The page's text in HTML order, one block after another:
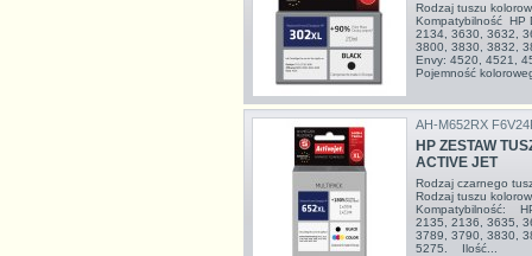
Rodzaj tuszu
Kompatybilność HP
2134, 3630, 3632,
3800, 3830, 3832,
Envy: 4520, 4521,
Pojemność
AH-M652RX
HP ZESTAW
ACTIVE JET
Rodzaj czarnego
Rodzaj tuszu
Kompatybilność:
2135, 2136, 3635,
3789, 3790, 3830,
5275. Ilość...